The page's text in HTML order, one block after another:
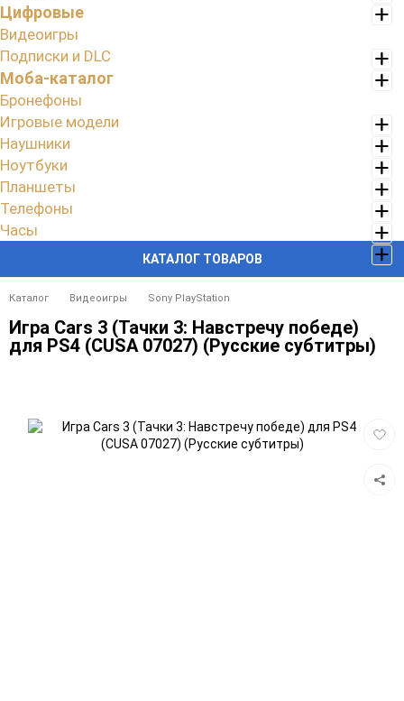
КАТАЛОГ ТОВАРОВ
Цифровые
Видеоигры
Подписки и DLC
Моба-каталог
Бронефоны
Игровые модели
Наушники
Ноутбуки
Планшеты
Телефоны
Часы
Каталог Видеоигры Sony PlayStation
Игра Cars 3 (Тачки 3: Навстречу победе)
для PS4 (CUSA 07027) (Русские субтитры)